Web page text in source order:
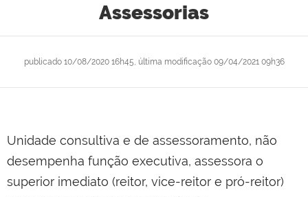
Assessorias
publicado10/08/2020 16h45, última modificação09/04/2021 09h36
Unidade consultiva e de assessoramento, não
desempenha função executiva, assessora o
superior imediato (reitor, vice-reitor e pró-reitor)